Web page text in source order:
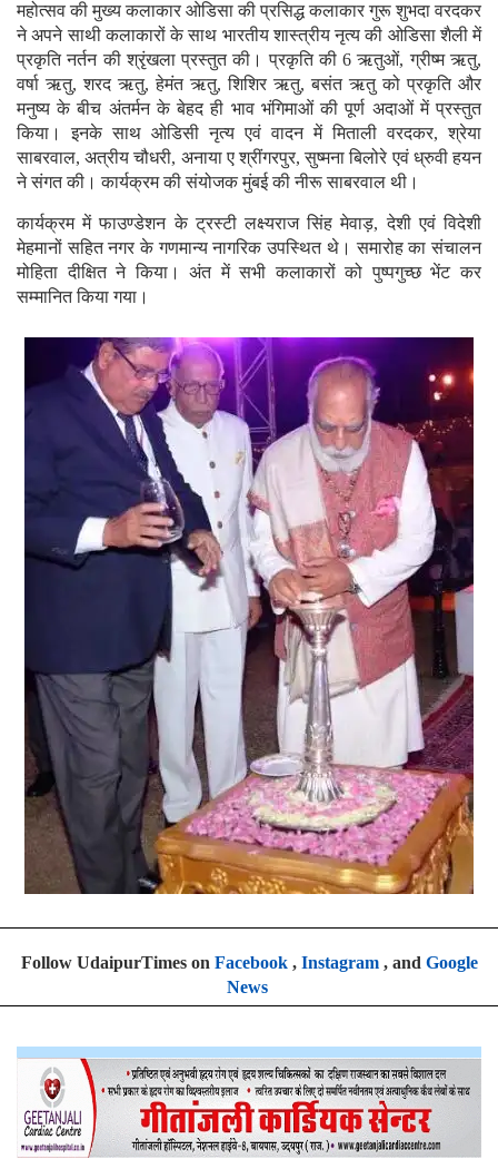
महोत्सव की मुख्य कलाकार ओडिसा की प्रसिद्ध कलाकार गुरू शुभदा वरदकर
ने अपने साथी कलाकारों के साथ भारतीय शास्त्रीय नृत्य की ओडिसा शैली में
प्रकृति नर्तन की श्रृंखला प्रस्तुत की। प्रकृति की 6 ऋतुओं, ग्रीष्म ऋतु,
वर्षा ऋतु, शरद ऋतु, हेमंत ऋतु, शिशिर ऋतु, बसंत ऋतु को प्रकृति और
मनुष्य के बीच अंतर्मन के बेहद ही भाव भंगिमाओं की पूर्ण अदाओं में प्रस्तुत
किया। इनके साथ ओडिसी नृत्य एवं वादन में मिताली वरदकर, श्रेया
साबरवाल, अत्रीय चौधरी, अनाया ए श्रींगरपुर, सुष्मना बिलोरे एवं ध्रुवी हयन
ने संगत की। कार्यक्रम की संयोजक मुंबई की नीरू साबरवाल थी।
कार्यक्रम में फाउण्डेशन के ट्रस्टी लक्ष्यराज सिंह मेवाड़, देशी एवं विदेशी
मेहमानों सहित नगर के गणमान्य नागरिक उपस्थित थे। समारोह का संचालन
मोहिता दीक्षित ने किया। अंत में सभी कलाकारों को पुष्पगुच्छ भेंट कर
सम्मानित किया गया।
Follow UdaipurTimes on Facebook, Instagram, and Google
News